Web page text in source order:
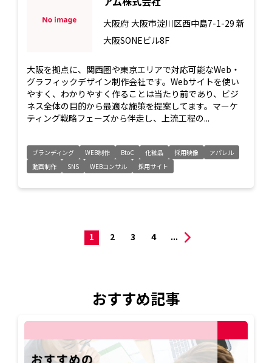
大阪府 大阪市淀川区西中島7-1-29 新
大阪SONEビル8F
大阪を拠点に、関西圏や東京エリアで対応可能なWeb・
グラフィックデザイン制作会社です。Webサイトを使い
やすく、わかりやすく作ることは当たり前であり、ビジ
ネス全体の目的から最適な施策を提案してます。マーケ
ティング戦略フェーズから伴走し、上流工程の...
ブランディング WEB制作 BtoC 化粧品 採用映像
アパレル
動画制作
SNS WEBコンサル 採用サイト
1 2 3 4 ...
おすすめ記事